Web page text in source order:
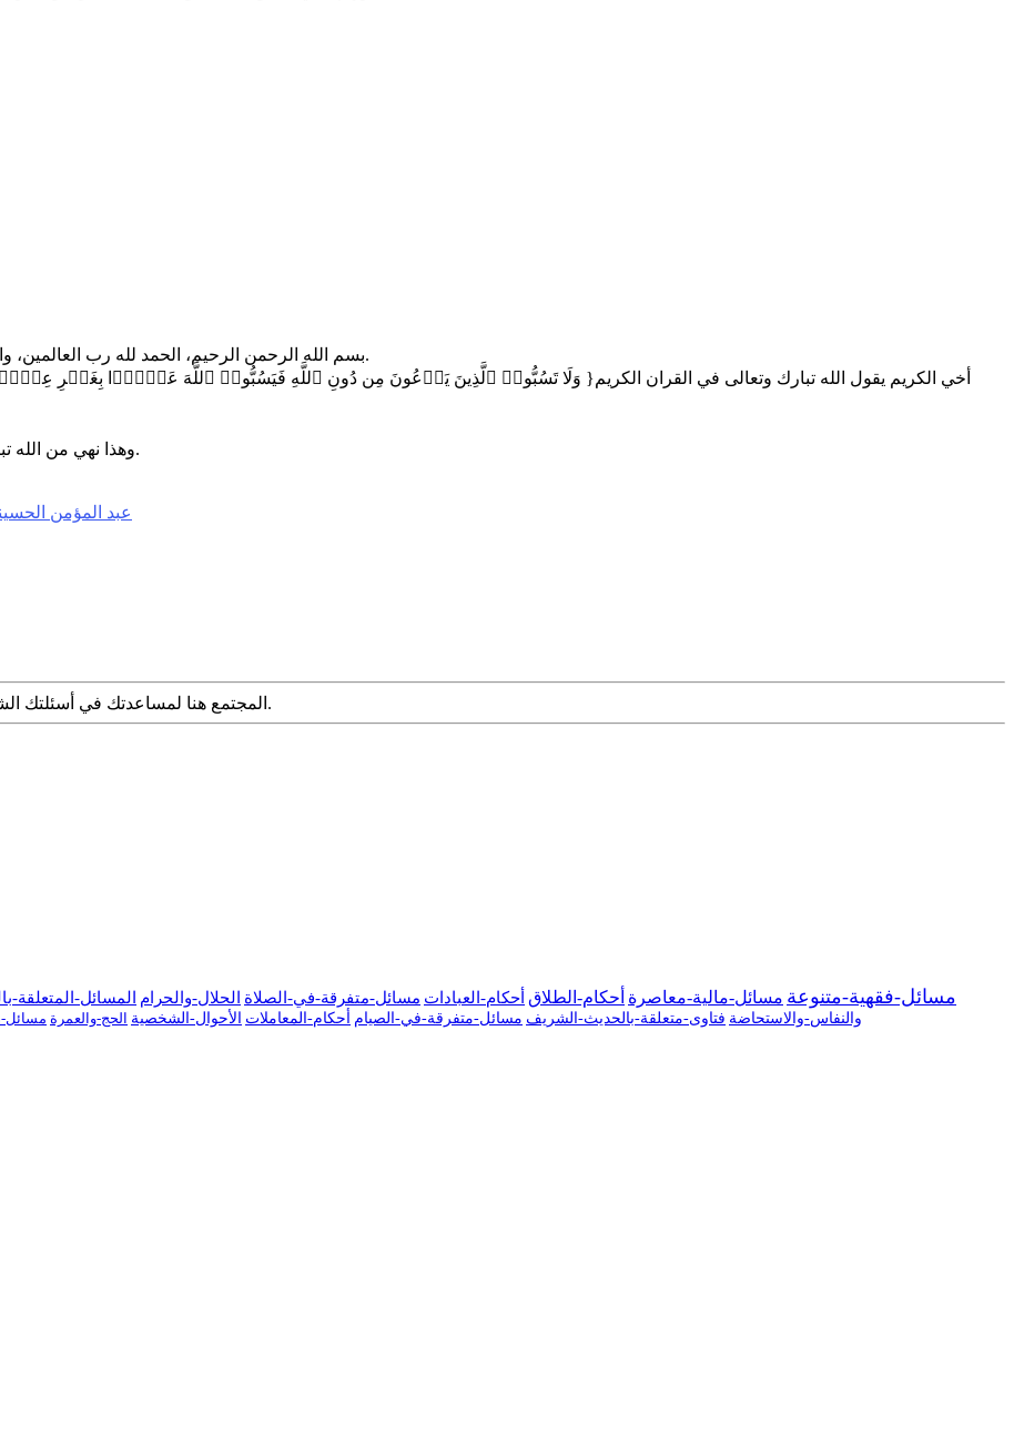
بسم الله الرحمن الرحيم، الحمد لله رب العالمين، والصلاة والسلام على سيدنا محمد، وعلى آله وأصحابه أجمعين، وبعد.
وهذا نهي من الله تبارك وتعالى، فلايجوز سبهم وسب دينهم، لأن ذلك يلحق السبة بدينك.
عبد المؤمن
المجتمع هنا لمساعدتك في أسئلتك الشرعية. قدم سؤالك مع التفاصيل وشارك ما توصلت إليه عبر البحث.
مسائل-فقهية-متنوعة مسائل-مالية-معاصرة أحكام-الطلاق أحكام-العبادات مسائل-متفرقة-في-الصلاة الحلال-والحرام المسائل-المتعلقة-
والنفاس-والاستحاضة فتاوى-متعلقة-بالحديث-الشريف مسائل-متفرقة-في-الصيام أحكام-المعاملات الأحوال-الشخصية الحج-والعمرة مسائل-